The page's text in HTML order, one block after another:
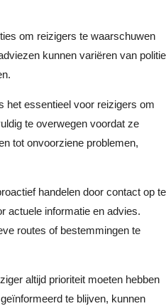
om reizigers te waarschuwen
kunnen variëren van
het essentieel voor reizigers om
te overwegen voordat ze
tot onvoorziene problemen,
handelen door contact op te
actuele informatie en advies.
routes of bestemmingen te
altijd prioriteit moeten hebben
te blijven, kunnen